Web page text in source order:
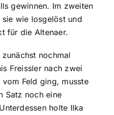
gewinnen. Im zweiten
wie losgelöst und
für die Altenaer.
nochmal
Freissler nach zwei
Feld ging, musste
Satz noch eine
holte Ilka